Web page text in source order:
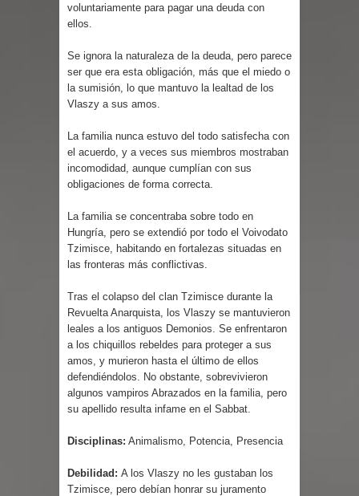
voluntariamente para pagar una deuda con
ellos.
Se ignora la naturaleza de la deuda, pero parece
ser que era esta obligación, más que el miedo o
la sumisión, lo que mantuvo la lealtad de los
Vlaszy a sus amos.
La familia nunca estuvo del todo satisfecha con
el acuerdo, y a veces sus miembros mostraban
incomodidad, aunque cumplían con sus
obligaciones de forma correcta.
La familia se concentraba sobre todo en
Hungría, pero se extendió por todo el Voivodato
Tzimisce, habitando en fortalezas situadas en
las fronteras más conflictivas.
Tras el colapso del clan Tzimisce durante la
Revuelta Anarquista, los Vlaszy se mantuvieron
leales a los antiguos Demonios. Se enfrentaron
a los chiquillos rebeldes para proteger a sus
amos, y murieron hasta el último de ellos
defendiéndolos. No obstante, sobrevivieron
algunos vampiros Abrazados en la familia, pero
su apellido resulta infame en el Sabbat.
Disciplinas: Animalismo, Potencia, Presencia
Debilidad: A los Vlaszy no les gustaban los
Tzimisce, pero debían honrar su juramento